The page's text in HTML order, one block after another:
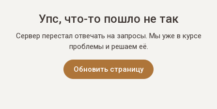
Упс, что-то пошло не так
Сервер перестал отвечать на запросы. Мы уже в курсе
проблемы и решаем её.
Обновить страницу